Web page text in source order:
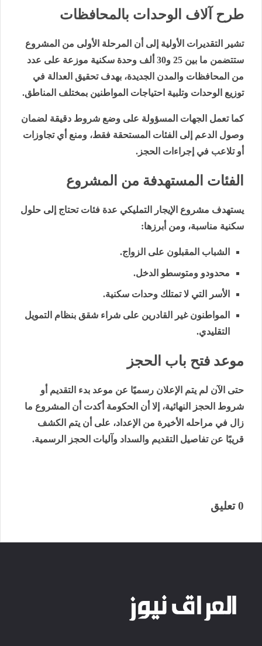
طرح آلاف الوحدات بالمحافظات
تشير التقديرات الأولية إلى أن المرحلة الأولى من المشروع
ستتضمن ما بين 25 و30 ألف وحدة سكنية موزعة على عدد
من المحافظات والمدن الجديدة، بهدف تحقيق العدالة في
توزيع الوحدات وتلبية احتياجات المواطنين بمختلف المناطق.
كما تعمل الجهات المسؤولة على وضع شروط دقيقة لضمان
وصول الدعم إلى الفئات المستحقة فقط، ومنع أي تجاوزات
أو تلاعب في إجراءات الحجز.
الفئات المستهدفة من المشروع
يستهدف مشروع الإيجار التمليكي عدة فئات تحتاج إلى حلول
سكنية مناسبة، ومن أبرزها:
الشباب المقبلون على الزواج.
محدودو ومتوسطو الدخل.
الأسر التي لا تمتلك وحدات سكنية.
المواطنون غير القادرين على شراء شقق بنظام التمويل
التقليدي.
موعد فتح باب الحجز
حتى الآن لم يتم الإعلان رسميًا عن موعد بدء التقديم أو
شروط الحجز النهائية، إلا أن الحكومة أكدت أن المشروع ما
زال في مراحله الأخيرة من الإعداد، على أن يتم الكشف
قريبًا عن تفاصيل التقديم والسداد وآليات الحجز الرسمية.
0 تعليق